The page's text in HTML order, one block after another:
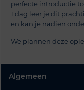
perfecte introductie
1 dag leer je dit
en kan je nadien
We plannen deze
Algemeen